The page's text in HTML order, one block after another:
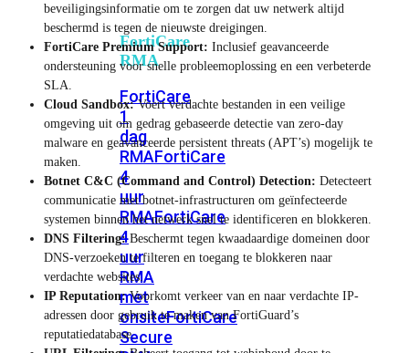
FortiCare
RMA
FortiCare
1
dag
RMAFortiCare
4
uur
RMAFortiCare
4
uur
RMA
met
onsiteFortiCare
Secure
beveiligingsinformatie om te zorgen dat uw netwerk altijd
beschermd is tegen de nieuwste dreigingen.
FortiCare Premium Support: Inclusief geavanceerde
ondersteuning voor snelle probleemoplossing en een verbeterde
SLA.
Cloud Sandbox:Voert verdachte bestanden in een veilige
omgeving uit om gedrag gebaseerde detectie van zero-day
malware en geavanceerde persistent threats (APT’s) mogelijk te
maken.
Botnet C&C (Command and Control) Detection: Detecteert
communicatie met botnet-infrastructuren om geïnfecteerde
systemen binnen het netwerk snel te identificeren en blokkeren.
DNS Filtering:Beschermt tegen kwaadaardige domeinen door
DNS-verzoeken te filteren en toegang te blokkeren naar
verdachte websites.
IP Reputation:Voorkomt verkeer van en naar verdachte IP-
adressen door gebruik te maken van FortiGuard’s
reputatiedatabase.